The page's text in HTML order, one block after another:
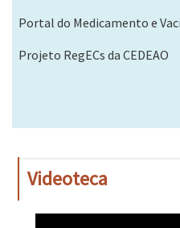
Portal do Medicamento e
Projeto RegECs da CEDEAO
Videoteca